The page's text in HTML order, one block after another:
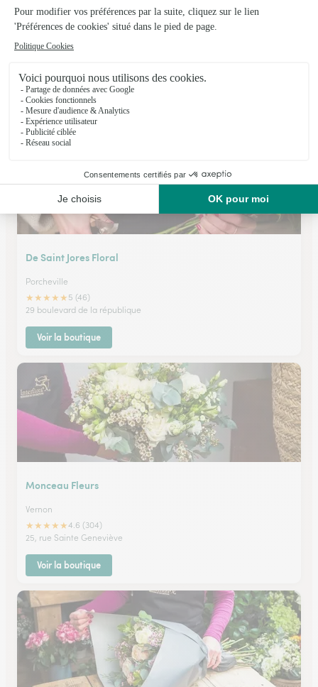
Atelier des Fleurs
Gambais
25 bis rue de goupigny
Voir la boutique
De Saint Jores Floral
Porcheville
★★★★★ 5 (46)
29 boulevard de la république
Voir la boutique
Monceau Fleurs
Vernon
★★★★★4.6 (304)
25, rue Sainte Geneviève
Voir la boutique